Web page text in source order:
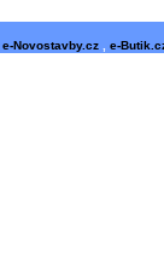
e-Novostavby.cz e-